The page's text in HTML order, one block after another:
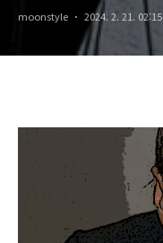
moonstyle 2024. 2. 21. 02:15